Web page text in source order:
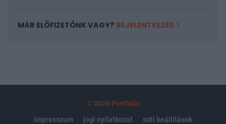
MÁR ELŐFIZETŐNK VAGY? BEJELENTKEZÉS
© 2026 Portfolio
impresszum
jogi nyilatkozat süti beállítások